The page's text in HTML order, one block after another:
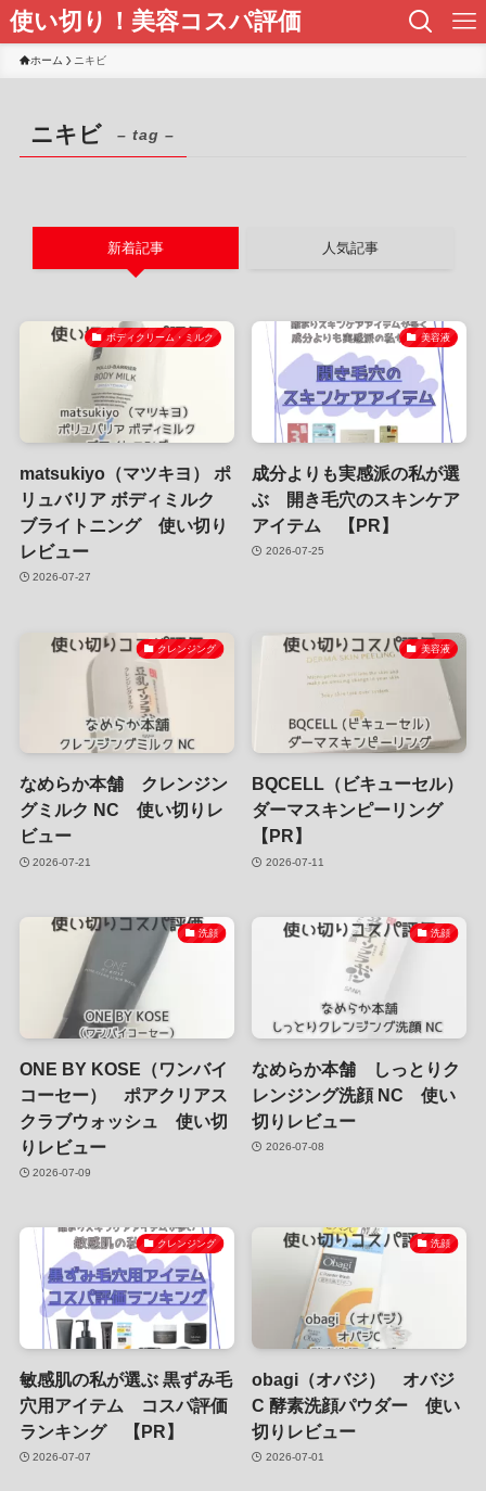
使い切り！美容コスパ評価
ホーム ニキビ
ニキビ – tag –
新着記事 人気記事
ボディクリーム・ミルク
matsukiyo（マツキヨ） ポ
リュバリア ボディミルク
ブライトニング 使い切り
レビュー
2026-07-27
美容液
成分よりも実感派の私が選
ぶ 開き毛穴のスキンケア
アイテム 【PR】
2026-07-25
クレンジング
なめらか本舗 クレンジン
グミルク NC 使い切りレ
ビュー
2026-07-21
美容液
BQCELL（ビキューセル）
ダーマスキンピーリング
【PR】
2026-07-11
洗顔
ONE BY KOSE（ワンバイ
コーセー） ポアクリアス
クラブウォッシュ 使い切
りレビュー
2026-07-09
洗顔
なめらか本舗 しっとりク
レンジング洗顔 NC 使い
切りレビュー
2026-07-08
クレンジング
敏感肌の私が選ぶ 黒ずみ毛
穴用アイテム コスパ評価
ランキング 【PR】
2026-07-07
洗顔
obagi（オバジ） オバジ
C 酵素洗顔パウダー 使い
切りレビュー
2026-07-01